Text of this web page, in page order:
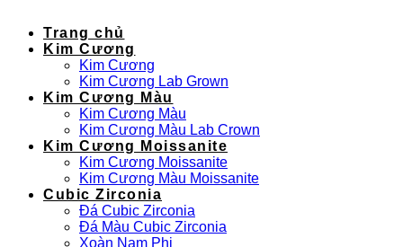
Trang chủ
Kim Cương
Kim Cương
Kim Cương Lab Grown
Kim Cương Màu
Kim Cương Màu
Kim Cương Màu Lab Crown
Kim Cương Moissanite
Kim Cương Moissanite
Kim Cương Màu Moissanite
Cubic Zirconia
Đá Cubic Zirconia
Đá Màu Cubic Zirconia
Xoàn Nam Phi